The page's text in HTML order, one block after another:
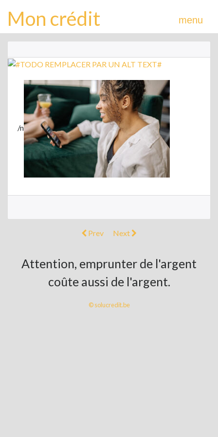
Mon crédit menu
/n
Prev Next
Attention, emprunter de l'argent
coûte aussi de l'argent.
© solucredit.be